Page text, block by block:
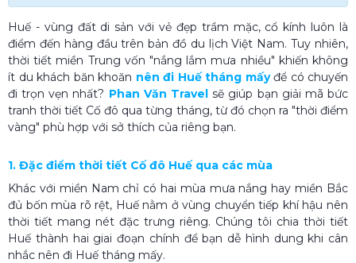
Huế - vùng đất di sản với vẻ đẹp trầm mặc, cổ kính luôn là
điểm đến hàng đầu trên bản đồ du lịch Việt Nam. Tuy nhiên,
thời tiết miền Trung vốn "nắng lắm mưa nhiều" khiến không
ít du khách băn khoăn nên đi Huế tháng mấyđể có chuyến
đi trọn vẹn nhất? Phan Văn Travel sẽ giúp bạn giải mã bức
tranh thời tiết Cố đô qua từng tháng, từ đó chọn ra "thời điểm
vàng" phù hợp với sở thích của riêng bạn.
1. Đặc điểm thời tiết Cố đô Huế qua các mùa
Khác với miền Nam chỉ có hai mùa mưa nắng hay miền Bắc
đủ bốn mùa rõ rệt, Huế nằm ở vùng chuyển tiếp khí hậu nên
thời tiết mang nét đặc trưng riêng. Chúng tôi chia thời tiết
Huế thành hai giai đoạn chính để bạn dễ hình dung khi cân
nhắc nên đi Huế tháng mấy.